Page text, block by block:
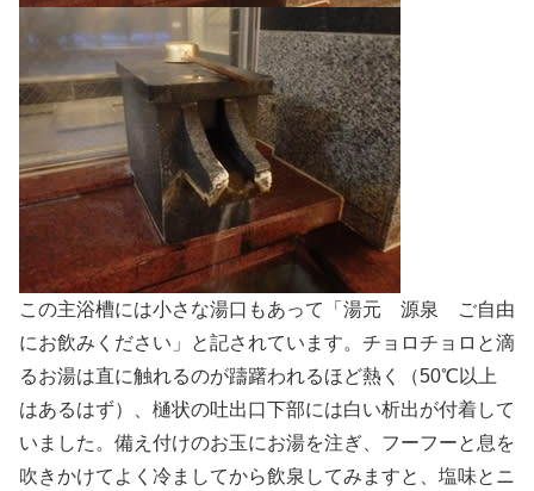
この主浴槽には小さな湯口もあって「湯元 源泉 ご自由
にお飲みください」と記されています。チョロチョロと滴
るお湯は直に触れるのが躊躇われるほど熱く（50℃以上
はあるはず）、樋状の吐出口下部には白い析出が付着して
いました。備え付けのお玉にお湯を注ぎ、フーフーと息を
吹きかけてよく冷ましてから飲泉してみますと、塩味とニ